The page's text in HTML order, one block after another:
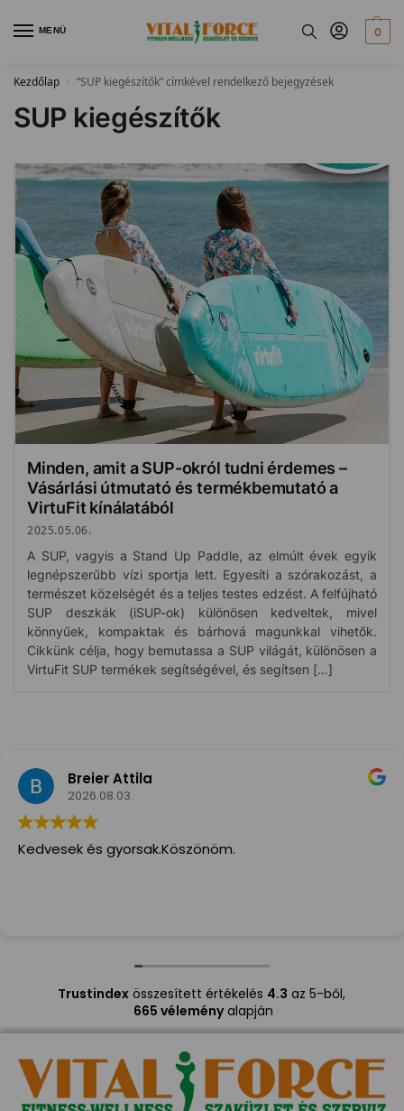
MENÜ 0
Kezdőlap / “SUP kiegészítők” címkével rendelkező bejegyzések
SUP kiegészítők
Minden, amit a SUP-okról tudni érdemes –
Vásárlási útmutató és termékbemutató a
VirtuFit kínálatából
2025.05.06.
A SUP, vagyis a Stand Up Paddle, az elmúlt évek egyik
legnépszerűbb vízi sportja lett. Egyesíti a szórakozást, a
természet közelségét és a teljes testes edzést. A felfújható
SUP deszkák (iSUP-ok) különösen kedveltek, mivel
könnyűek, kompaktak és bárhová magunkkal vihetők.
Cikkünk célja, hogy bemutassa a SUP világát, különösen a
VirtuFit SUP termékek segítségével, és segítsen […]
Breier Attila
2026.08.03.
Kedvesek és gyorsak.Köszönöm.
Trustindexösszesített értékelés 4.3 az 5-ből,
665 véleményalapján